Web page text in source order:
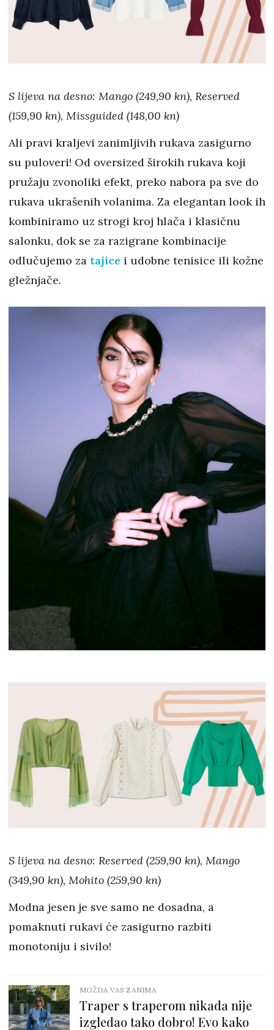
S lijeva na desno: Mango (249,90 kn), Reserved
(159,90 kn), Missguided (148,00 kn)
Ali pravi kraljevi zanimljivih rukava zasigurno
su puloveri! Od oversized širokih rukava koji
pružaju zvonoliki efekt, preko nabora pa sve do
rukava ukrašenih volanima. Za elegantan look ih
kombiniramo uz strogi kroj hlača i klasičnu
salonku, dok se za razigrane kombinacije
odlučujemo za tajice i udobne tenisice ili kožne
gležnjače.
S lijeva na desno: Reserved (259,90 kn), Mango
(349,90 kn), Mohito (259,90 kn)
Modna jesen je sve samo ne dosadna, a
pomaknuti rukavi će zasigurno razbiti
monotoniju i sivilo!
MOŽDA VAS ZANIMA
Traper s traperom nikada nije
izgledao tako dobro! Evo kako